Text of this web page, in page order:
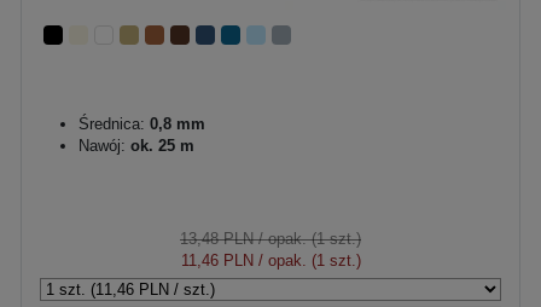
Średnica: 0,8 mm
Nawój: ok. 25 m
13,48 PLN/ opak. (1 szt.)
11,46 PLN / opak. (1 szt.)